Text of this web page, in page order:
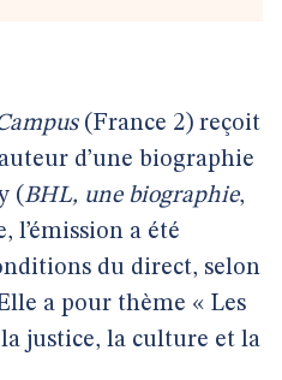
(France 2) reçoit
d’une biographie
(BHL, une biographie,
l’émission a été
du direct, selon
a pour thème « Les
justice, la culture et la